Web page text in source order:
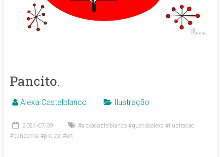
Pancito.
Alexa Castelblanco Ilustração
2021-07-09
#alexacastelblanco #queridaalexa #ilustracao
#pandemia #projeto #art